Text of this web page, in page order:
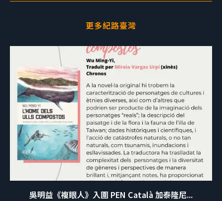
更多紀路臺灣
吳明益《複眼人》入圍 PEN Català 加泰隆尼...